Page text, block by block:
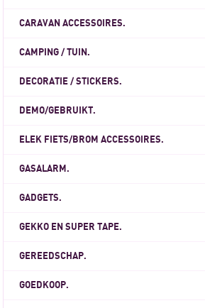
CARAVAN ACCESSOIRES.
CAMPING / TUIN.
DECORATIE / STICKERS.
DEMO/GEBRUIKT.
ELEK FIETS/BROM ACCESSOIRES.
GASALARM.
GADGETS.
GEKKO EN SUPER TAPE.
GEREEDSCHAP.
GOEDKOOP.